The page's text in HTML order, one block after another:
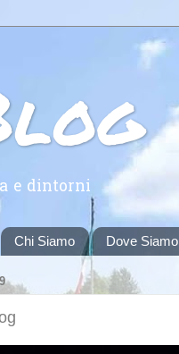
e dintorni
Chi Siamo Dove Siamo